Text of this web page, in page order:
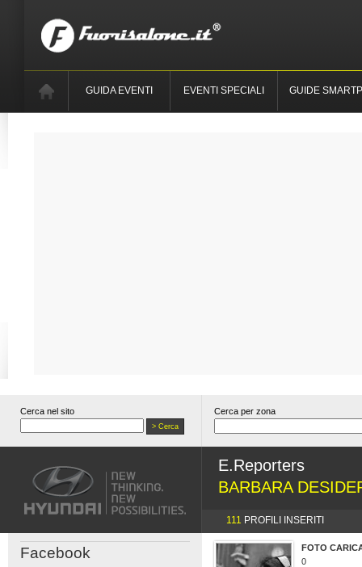
GUIDA EVENTI EVENTI SPECIALI GUIDE
Cerca nel sito Cerca per zona
E.Reporters
BARBARA
111 PROFILI INSERITI
Facebook
FOTO
0